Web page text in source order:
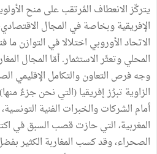
يتركّز الانعطاف المُرتقب على منح
الإفريقية وبخاصة في المجال
الاتحاد الأوروبي اختلالا في التوازن
المحلي وتعثّر الاستثمار. أمّا المجال
وجه فرص التعاون والتكامل الإقليمي
الزاوية تبرُز إفريقيا (التي نحن جزءٌ
أمام الشركات والخبرات الفنية
المغربية، التي حازت قصب السبق في
الصحراء، وقد كسب المغاربة الكثير